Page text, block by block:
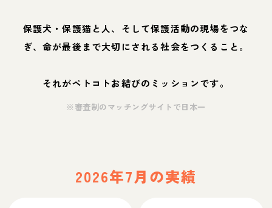
保護犬・保護猫と人、そして保護活動の現場をつな
ぎ、命が最後まで大切にされる社会をつくること。
それがペトコトお結びのミッションです。
※審査制のマッチングサイトで日本一
2026年7月の実績